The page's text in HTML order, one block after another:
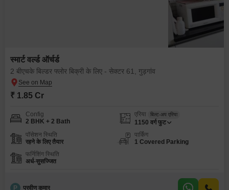
स्मार्ट वर्ल्ड ऑर्चर्ड
2 बीएचके बिल्डर फ्लोर बिक्री के लिए - सेक्टर 61, गुड़गांव
₹ 1.85 Cr
Config
2 BHK + 2 Bath
एरिया बिल्ट-अप एरिया
1150 वर्ग फुट
पॉसेशन स्थिति
रहने के लिए तैयार
पार्किंग
1 Covered Parking
फर्निशिंग स्थिति
अर्ध-सुसज्जित
P प्रवीण कुमार